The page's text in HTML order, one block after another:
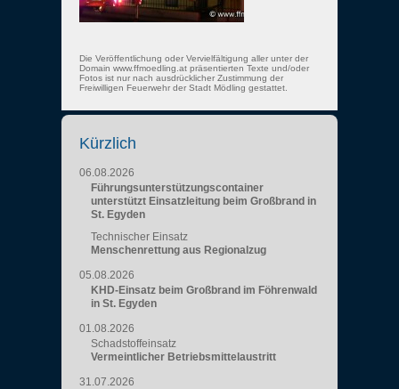
Die Veröffentlichung oder Vervielfältigung aller unter der
Domain www.ffmoedling.at präsentierten Texte und/oder
Fotos ist nur nach ausdrücklicher Zustimmung der
Freiwilligen Feuerwehr der Stadt Mödling gestattet.
Kürzlich
06.08.2026
Führungsunterstützungscontainer
unterstützt Einsatzleitung beim Großbrand in
St. Egyden
Technischer Einsatz
Menschenrettung aus Regionalzug
05.08.2026
KHD-Einsatz beim Großbrand im Föhrenwald
in St. Egyden
01.08.2026
Schadstoffeinsatz
Vermeintlicher Betriebsmittelaustritt
31.07.2026